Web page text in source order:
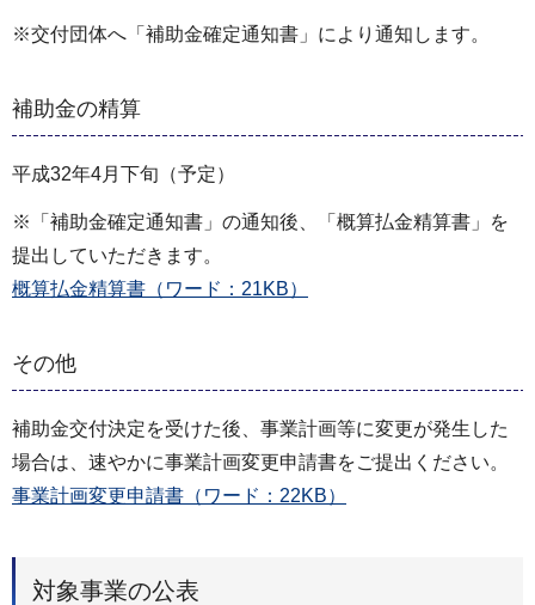
※交付団体へ「補助金確定通知書」により通知します。
補助金の精算
平成32年4月下旬（予定）
※「補助金確定通知書」の通知後、「概算払金精算書」を
提出していただきます。
概算払金精算書（ワード：21KB）
その他
補助金交付決定を受けた後、事業計画等に変更が発生した
場合は、速やかに事業計画変更申請書をご提出ください。
事業計画変更申請書（ワード：22KB）
対象事業の公表